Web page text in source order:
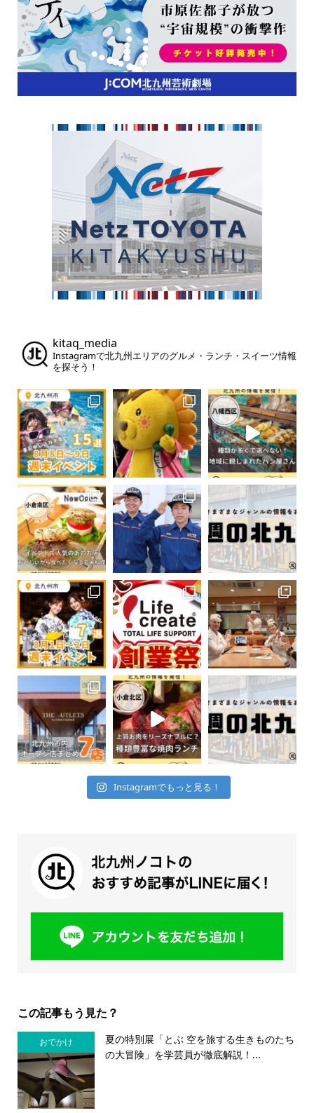
kitaq_media
Instagramで北九州エリアのグルメ・ランチ・スイーツ情報
を探そう！
Instagramでもっと見る！
この記事もう見た？
おでかけ
夏の特別展「とぶ 空を旅する生きものたち
の大冒険」を学芸員が徹底解説！...